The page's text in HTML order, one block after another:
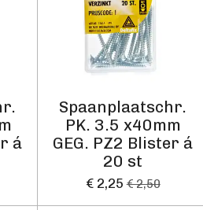
á
Spaanplaatschr.
PK. 3.5 x40mm
GEG. PZ2 Blister á
20 st
€ 2,25 € 2,50